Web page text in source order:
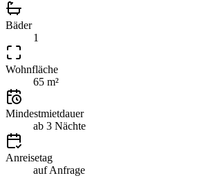
Bäder
1
Wohnfläche
65 m²
Mindestmietdauer
ab 3 Nächte
Anreisetag
auf Anfrage